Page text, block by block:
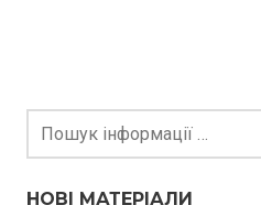
НОВІ МАТЕРІАЛИ